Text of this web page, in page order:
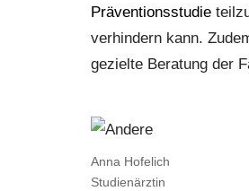
Präventionsstudie
verhindern kann.
gezielte Beratung der
Anna Hofelich
Studienärztin